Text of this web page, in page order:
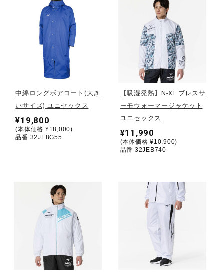
健康／エクササイズ
ジュニア／キッズ
メディカル
コラボ／ライセンス
その他
サポート
中綿ロングボアコート(大き
いサイズ) ユニセックス
¥19,800
(本体価格 ¥18,000)
品番 32JE8G55
【吸湿発熱】N-XT ブレスサ
ーモウォーマージャケット
ユニセックス
¥11,990
(本体価格 ¥10,900)
品番 32JEB740